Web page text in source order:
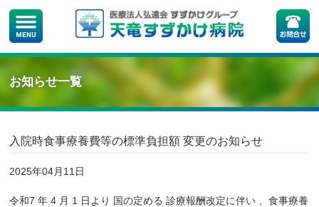
お知らせ一覧
入院時食事療養費等の標準負担額 変更のお知らせ
2025年04月11日
令和7 年 4 月 1 日より 国の定める 診療報酬改定に伴い 、食事療養